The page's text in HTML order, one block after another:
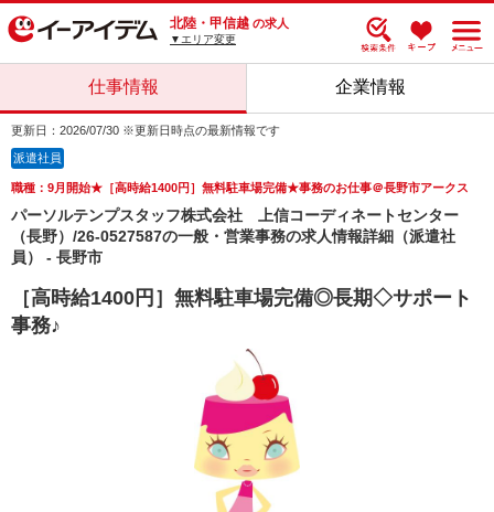
北陸・甲信越 の求人
▼エリア変更
仕事情報 企業情報
更新日：2026/07/30 ※更新日時点の最新情報です
派遣社員
職種：9月開始★［高時給1400円］無料駐車場完備★事務のお仕事＠長野市アークス
パーソルテンプスタッフ株式会社 上信コーディネートセンター
（長野）/26-0527587の一般・営業事務の求人情報詳細（派遣社
員） - 長野市
［高時給1400円］無料駐車場完備◎長期◇サポート
事務♪